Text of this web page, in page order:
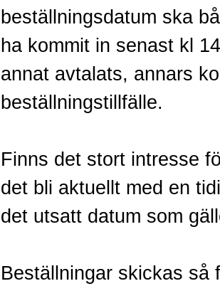
beställningsdatum ska
ha kommit in senast kl
annat avtalats, annars
beställningstillfälle.
Finns det stort intresse
det bli aktuellt med en
det utsatt datum som
Beställningar skickas så